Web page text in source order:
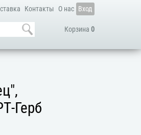
Контакты О нас Вход
Корзина 0
Герб